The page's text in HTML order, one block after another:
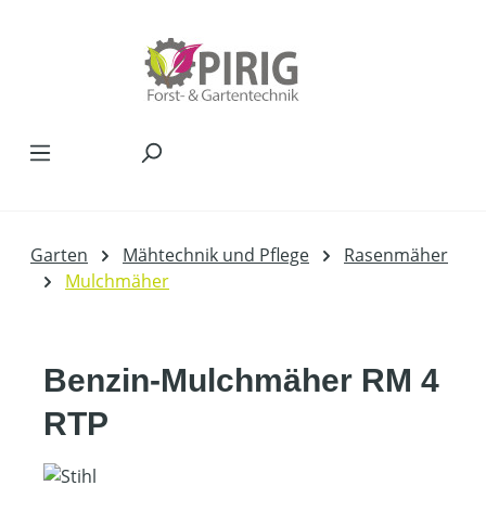
Garten Mähtechnik und Pflege
Rasenmäher
Mulchmäher
Benzin-Mulchmäher RM 4
RTP